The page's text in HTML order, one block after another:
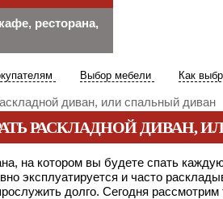
ресторана,
Выбор мебели Как
РАСКЛАДНОЙ ДИВАН,
на котором вы будете спать
эксплуатируется и часто
долго. Сегодня